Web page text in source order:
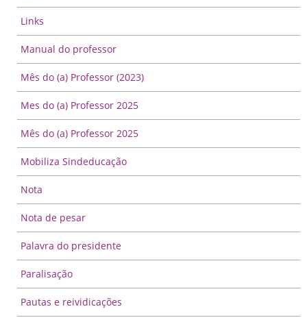
Links
Manual do professor
Mês do (a) Professor (2023)
Mes do (a) Professor 2025
Mês do (a) Professor 2025
Mobiliza Sindeducação
Nota
Nota de pesar
Palavra do presidente
Paralisação
Pautas e reividicações